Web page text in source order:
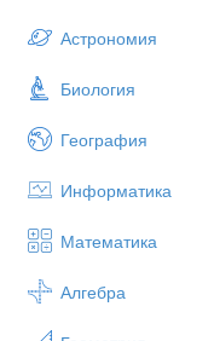
Астрономия
Биология
География
Информатика
Математика
Алгебра